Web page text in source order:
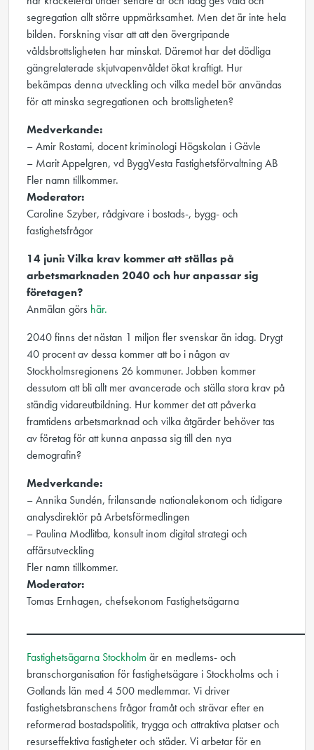
segregation allt större uppmärksamhet. Men det är inte hela
bilden. Forskning visar att att den övergripande
våldsbrottsligheten har minskat. Däremot har det dödliga
gängrelaterade skjutvapenvåldet ökat kraftigt. Hur
bekämpas denna utveckling och vilka medel bör användas
för att minska segregationen och brottsligheten?
Medverkande:
– Amir Rostami, docent kriminologi Högskolan i Gävle
– Marit Appelgren, vd ByggVesta Fastighetsförvaltning AB
Fler namn tillkommer.
Moderator:
Caroline Szyber, rådgivare i bostads-, bygg- och
fastighetsfrågor
14 juni: Vilka krav kommer att ställas på
arbetsmarknaden 2040 och hur anpassar sig
företagen?
Anmälan görs här.
2040 finns det nästan 1 miljon fler svenskar än idag. Drygt
40 procent av dessa kommer att bo i någon av
Stockholmsregionens 26 kommuner. Jobben kommer
dessutom att bli allt mer avancerade och ställa stora krav på
ständig vidareutbildning. Hur kommer det att påverka
framtidens arbetsmarknad och vilka åtgärder behöver tas
av företag för att kunna anpassa sig till den nya
demografin?
Medverkande:
– Annika Sundén, frilansande nationalekonom och tidigare
analysdirektör på Arbetsförmedlingen
– Paulina Modlitba, konsult inom digital strategi och
affärsutveckling
Fler namn tillkommer.
Moderator:
Tomas Ernhagen, chefsekonom Fastighetsägarna
Fastighetsägarna Stockholm är en medlems- och
branschorganisation för fastighetsägare i Stockholms och i
Gotlands län med 4 500 medlemmar. Vi driver
fastighetsbranschens frågor framåt och strävar efter en
reformerad bostadspolitik, trygga och attraktiva platser och
resurseffektiva fastigheter och städer. Vi arbetar för en